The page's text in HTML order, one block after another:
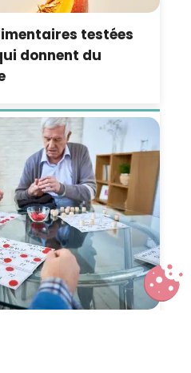
testées
donnent du